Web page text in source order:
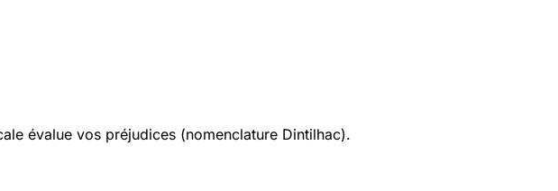
évalue vos préjudices (nomenclature Dintilhac).